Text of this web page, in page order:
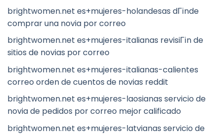
brightwomen.net es+mujeres-holandesas dГіnde
comprar una novia por correo
brightwomen.net es+mujeres-italianas revisiГіn de
sitios de novias por correo
brightwomen.net es+mujeres-italianas-calientes
correo orden de cuentos de novias reddit
brightwomen.net es+mujeres-laosianas servicio de
novia de pedidos por correo mejor calificado
brightwomen.net es+mujeres-latvianas servicio de